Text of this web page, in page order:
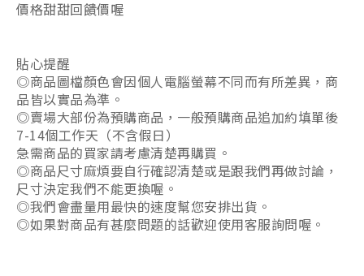
價格甜甜回饋價喔
貼心提醒
◎商品圖檔顏色會因個人電腦螢幕不同而有所差異，商
品皆以實品為準。
◎賣場大部份為預購商品，一般預購商品追加約填單後
7-14個工作天（不含假日）
急需商品的買家請考慮清楚再購買。
◎商品尺寸麻煩要自行確認清楚或是跟我們再做討論，
尺寸決定我們不能更換喔。
◎我們會盡量用最快的速度幫您安排出貨。
◎如果對商品有甚麼問題的話歡迎使用客服詢問喔。